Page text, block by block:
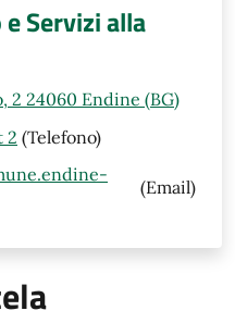
Servizi alla
2 24060 Endine (BG)
2 (Telefono)
(Email)